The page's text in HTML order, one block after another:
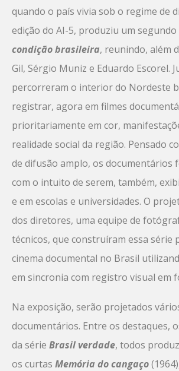
quando o país vivia sob o regime de
edição do AI-5, produziu um
condição brasileira, reunindo, além
Gil, Sérgio Muniz e Eduardo Escorel.
percorreram o interior do Nordeste
registrar, agora em filmes
prioritariamente em cor,
realidade social da região. Pensado
de difusão amplo, os documentários
com o intuito de serem, também,
e em escolas e universidades. O
dos diretores, uma equipe de
técnicos, que construíram essa série
cinema documental no Brasil
em sincronia com registro visual em
Na exposição, serão projetados
documentários. Entre os destaques,
da série Brasil verdade, todos
os curtas Memória do cangaço